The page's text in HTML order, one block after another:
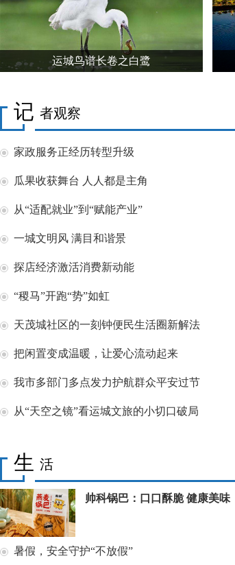
运城鸟谱长卷之白鹭
记 者观察
家政服务正经历转型升级
瓜果收获舞台 人人都是主角
从“适配就业”到“赋能产业”
一城文明风 满目和谐景
探店经济激活消费新动能
“稷马”开跑“势”如虹
天茂城社区的一刻钟便民生活圈新解法
把闲置变成温暖，让爱心流动起来
我市多部门多点发力护航群众平安过节
从“天空之镜”看运城文旅的小切口破局
生 活
帅科锅巴：口口酥脆 健康美味
暑假，安全守护“不放假”